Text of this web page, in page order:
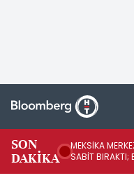
SON
DAKİKA
MEKSİKA
SABİT BIRAKTI;